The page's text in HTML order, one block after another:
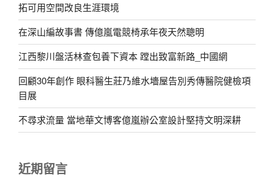
拓可用空間改良生涯環境
在深山編故事書 傳億嵐電競椅承年夜天然聰明
江西黎川盤活林查包養下資本 蹚出致富新路_中國網
回顧30年創作 眼科醫生莊乃維水墻屋告別秀傳醫院健檢項
目展
不尋求流量 當地華文博客億嵐辦公室設計堅持文明深耕
近期留言